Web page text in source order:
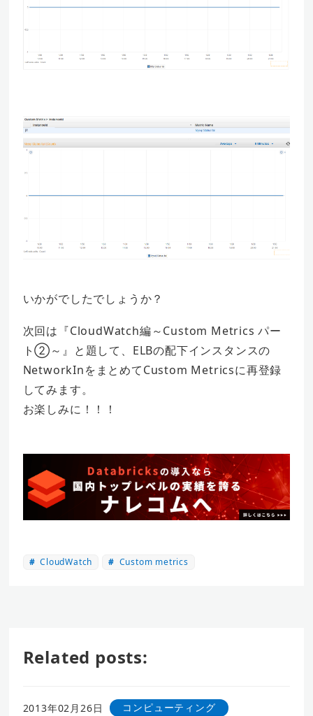
いかがでしたでしょうか？
次回は『CloudWatch編～Custom Metrics パー
ト②～』と題して、ELBの配下インスタンスの
NetworkInをまとめてCustom Metricsに再登録
してみます。
お楽しみに！！！
CloudWatch Custom metrics
Related posts:
2013年02月26日
コンピューティング